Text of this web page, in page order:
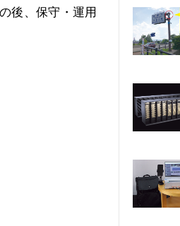
後、保守・運用